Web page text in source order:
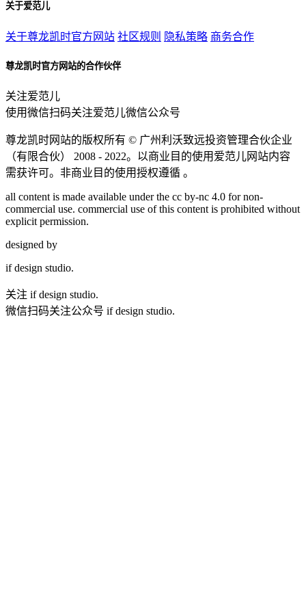
关于爱范儿
关于尊龙凯时官方网站 社区规则 隐私策略 商务合作
尊龙凯时官方网站的合作伙伴
关注爱范儿
使用微信扫码关注爱范儿微信公众号
尊龙凯时网站的版权所有 © 广州利沃致远投资管理合伙企业
（有限合伙）
2008 - 2022。以商业目的使用爱范儿网站内容
需获许可。非商业目的使用授权遵循 。
all content is made available under the cc by-nc 4.0 for non-
commercial use. commercial use of this content is prohibited without
explicit permission.
designed by
if design studio.
关注 if design studio.
微信扫码关注公众号 if design studio.